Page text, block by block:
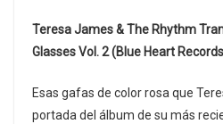
Teresa James & The Rhythm
Glasses Vol. 2 (Blue Heart
Esas gafas de color rosa que
portada del álbum de su más